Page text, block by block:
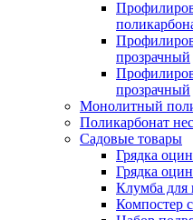
прозрачный
прозрачный
Монолитный
Поликарбонат
Садовые товары
Грядка
Грядка
Клумба для
Компостер